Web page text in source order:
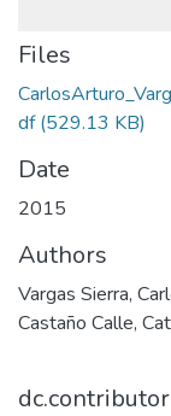
Files
df(529.13 KB)
Date
2015
Authors
Vargas Sierra,
Castaño Calle,